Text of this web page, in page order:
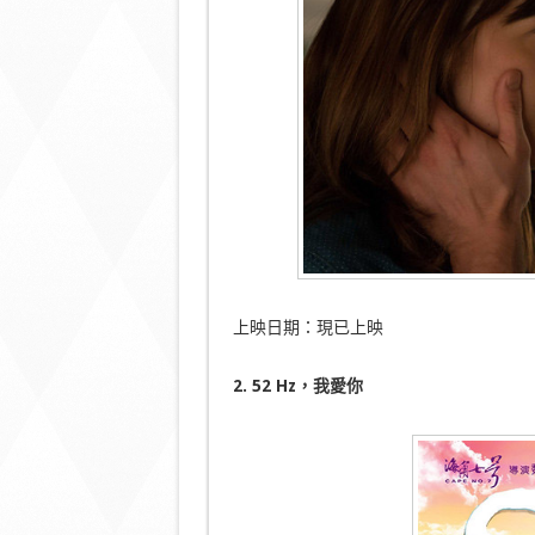
上映日期：現已上映
2. 52 Hz ，我愛你